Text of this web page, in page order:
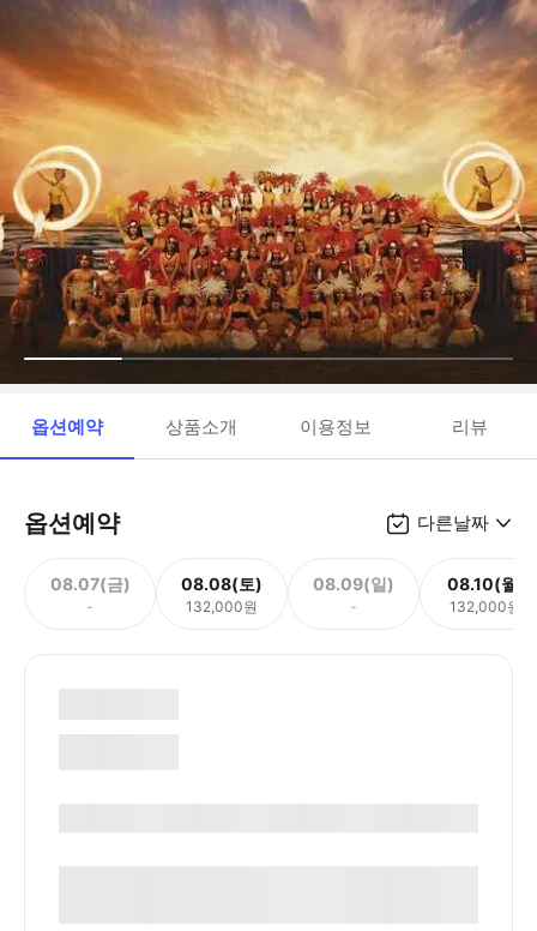
옵션예약 상품소개 이용정보 리뷰
옵션예약 다른날짜
08.07(금)
-
08.08(토)
132,000원
08.09(일)
-
08.10(월)
132,000원